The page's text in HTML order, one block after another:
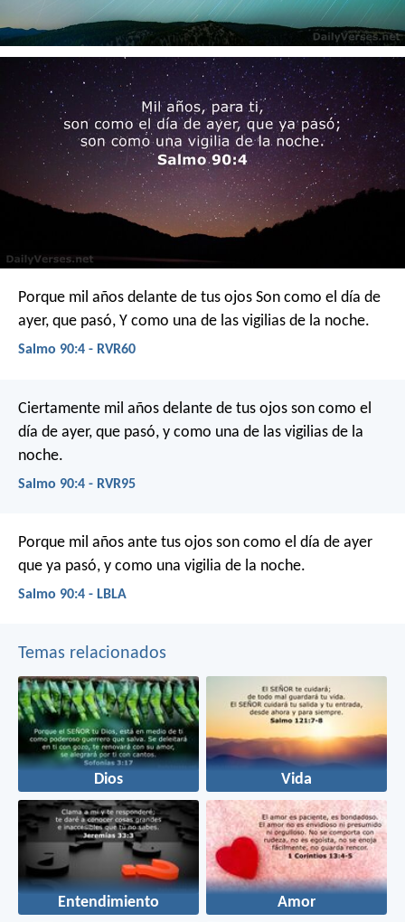
Porque mil años delante de tus ojos Son como el día de
ayer, que pasó, Y como una de las vigilias de la noche.
Salmo 90:4 - RVR60
Ciertamente mil años delante de tus ojos son como el
día de ayer, que pasó, y como una de las vigilias de la
noche.
Salmo 90:4 - RVR95
Porque mil años ante tus ojos son como el día de ayer
que ya pasó, y como una vigilia de la noche.
Salmo 90:4 - LBLA
Temas relacionados
Dios Vida
Entendimiento Amor